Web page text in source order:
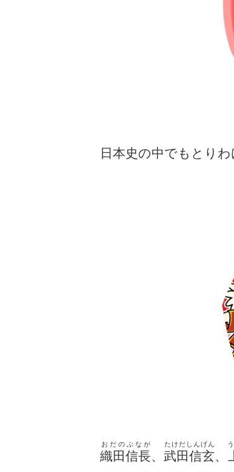
日本史の中でもとり
織田信長
おだのぶなが
、 武田信玄
たけだしんげん
、